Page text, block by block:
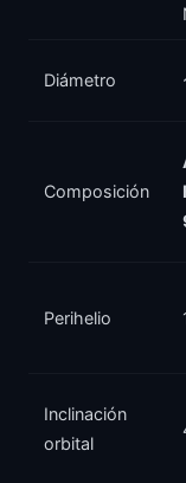
Diámetro
Composición
Perihelio
Inclinación
orbital